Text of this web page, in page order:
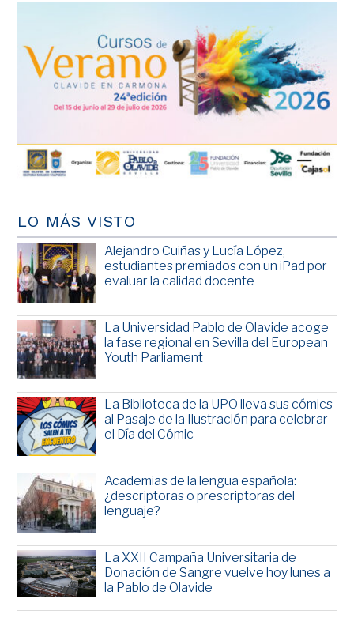
LO MÁS VISTO
Alejandro Cuiñas y Lucía López,
estudiantes premiados con un iPad por
evaluar la calidad docente
La Universidad Pablo de Olavide acoge
la fase regional en Sevilla del European
Youth Parliament
La Biblioteca de la UPO lleva sus cómics
al Pasaje de la Ilustración para celebrar
el Día del Cómic
Academias de la lengua española:
¿descriptoras o prescriptoras del
lenguaje?
La XXII Campaña Universitaria de
Donación de Sangre vuelve hoy lunes a
la Pablo de Olavide